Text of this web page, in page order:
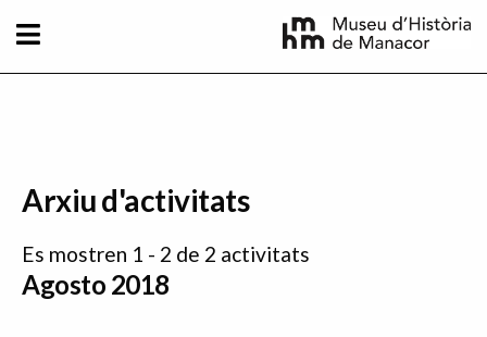
Arxiu d'activitats
Es mostren 1 - 2 de 2 activitats
Agosto 2018